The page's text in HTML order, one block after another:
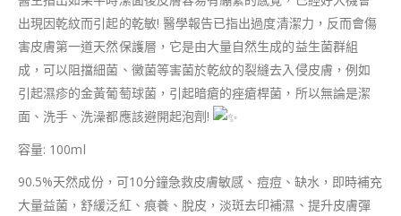
出現因乾紋而引起的乾敏! 醫學報告已指出過度清潔力，反而會傷
害皮膚第一道天然保護層，它是由大量自然生成的益生菌群組
成，可以阻擋細菌、黴菌等害菌於乾紋的裂縫去入侵皮膚，例如
引起濕疹的金黃葡萄球菌，引起暗瘡的痤瘡桿菌，所以無論是潔
面、洗手、洗澡都應該避開起泡劑!
容量: 100ml
90.5%天然成份，可10分鐘急救皮膚敏感、痘痘、缺水，即時補充
大量益菌，舒緩泛紅、痕養、脫皮，淡斑去印補濕、提升皮膚彈